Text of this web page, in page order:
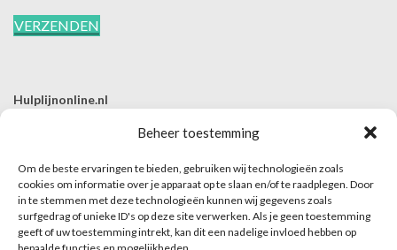
Beheer toestemming
Om de beste ervaringen te bieden, gebruiken wij technologieën zoals
cookies om informatie over je apparaat op te slaan en/of te raadplegen. Door
in te stemmen met deze technologieën kunnen wij gegevens zoals
surfgedrag of unieke ID's op deze site verwerken. Als je geen toestemming
geeft of uw toestemming intrekt, kan dit een nadelige invloed hebben op
Hulplijnonline.nl
E | info@hulplijnonline.nl
Contactformulier
Over Hulplijnonline.nl
Het team van Hulplijnonline.nl